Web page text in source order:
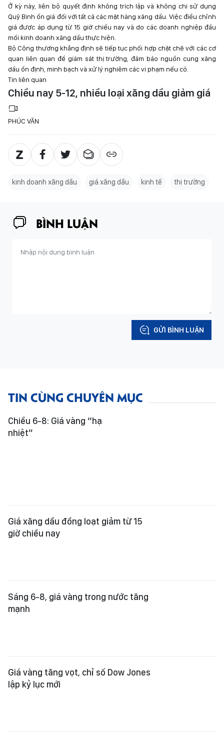
Ở kỳ này, liên bộ quyết định không trích lập và không chi sử dụng
Quỹ Bình ổn giá đối với tất cả các mặt hàng xăng dầu. Việc điều chỉnh
giá được áp dụng từ 15 giờ chiều nay và do các doanh nghiệp đầu
mối kinh doanh xăng dầu thực hiện.
Bộ Công thương khẳng định sẽ tiếp tục phối hợp chặt chẽ với các cơ
quan liên quan để giám sát thị trường, đảm bảo nguồn cung xăng
dầu ổn định, minh bạch và xử lý nghiêm các vi phạm nếu có.
Tin liên quan
Chiều nay 5-12, nhiều loại xăng dầu giảm giá
PHÚC VĂN
kinh doanh xăng dầu giá xăng dầu kinh tế thị trường
BÌNH LUẬN
GỬI BÌNH LUẬN
TIN CÙNG CHUYÊN MỤC
Chiều 6-8: Giá vàng “hạ
nhiệt”
Giá xăng dầu đồng loạt giảm từ 15
giờ chiều nay
Sáng 6-8, giá vàng trong nước tăng
mạnh
Giá vàng tăng vọt, chỉ số Dow Jones
lập kỷ lục mới